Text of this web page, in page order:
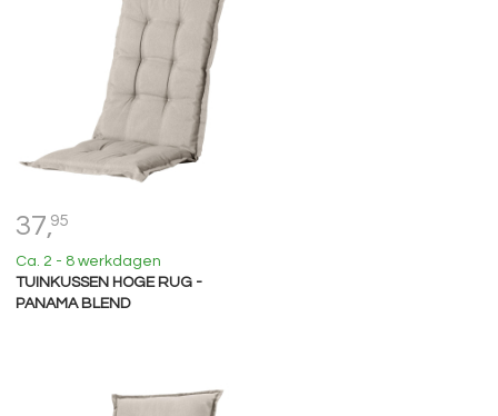
37,95
Ca. 2 - 8 werkdagen
TUINKUSSEN HOGE RUG -
PANAMA BLEND